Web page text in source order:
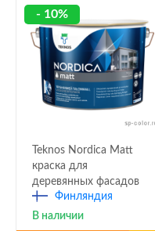
- 10%
Teknos Nordica Matt
краска для
деревянных фасадов
Финляндия
В наличии